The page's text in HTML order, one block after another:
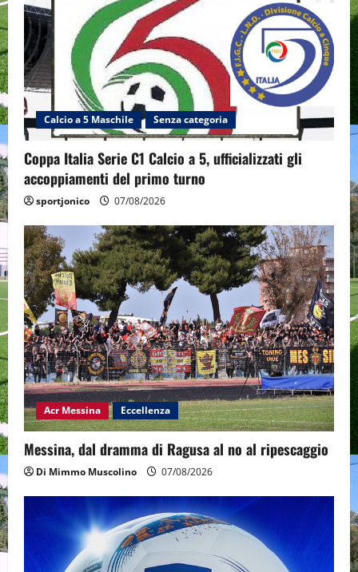
Calcio a 5 Maschile Senza categoria
Coppa Italia Serie C1 Calcio a 5, ufficializzati gli
accoppiamenti del primo turno
sportjonico 07/08/2026
Acr Messina Eccellenza
Messina, dal dramma di Ragusa al no al ripescaggio
Di Mimmo Muscolino 07/08/2026